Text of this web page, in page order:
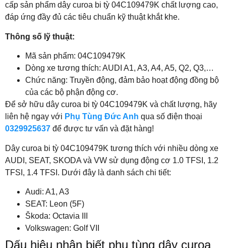
cấp sản phẩm dây curoa bi tỳ 04C109479K chất lượng cao,
đáp ứng đầy đủ các tiêu chuẩn kỹ thuật khắt khe.
Thông số lỹ thuật:
Mã sản phẩm: 04C109479K
Dòng xe tương thích: AUDI A1, A3, A4, A5, Q2, Q3,…
Chức năng: Truyền động, đảm bảo hoạt động đồng bộ
của các bộ phận động cơ.
Để sở hữu dây curoa bi tỳ 04C109479K và chất lượng, hãy
liên hệ ngay với Phụ Tùng Đức Anh qua số điện thoại
0329925637 để được tư vấn và đặt hàng!
Dây curoa bi tỳ 04C109479K tương thích với nhiều dòng xe
AUDI, SEAT, SKODA và VW sử dụng động cơ 1.0 TFSI, 1.2
TFSI, 1.4 TFSI. Dưới đây là danh sách chi tiết:
Audi: A1, A3
SEAT: Leon (5F)
Škoda: Octavia III
Volkswagen: Golf VII
Dấu hiệu nhận biết phụ tùng dây curoa